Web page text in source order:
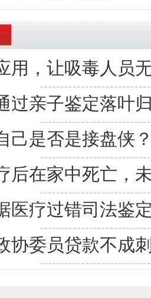
用，让吸毒人员
过亲子鉴定落叶
己是否是接盘侠
后在家中死亡，
医疗过错司法鉴
协委员贷款不成